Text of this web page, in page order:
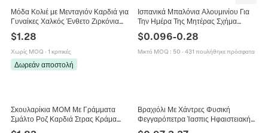
Μόδα Κολιέ με Μενταγιόν Καρδιά για
Γυναίκες Χαλκός Ένθετο Ζιρκόνια
Γράμμα Mom Ασημένια Αλυσίδα
Κοσμήματα Δώρο για τη Μητέρα
$1.28
Χωρίς MOQ · 1 κριτικές
Δωρεάν αποστολή
Ισπανικά Μπαλόνια Αλουμινίου Για
Την Ημέρα Της Μητέρας Σχήμα
Καρδιάς Feliz Dia Mama
Διακόσμηση Πάρτι Δώρα Για Τη
Μαμά
$0.096-0.28
Μικτό MOQ : 50 · 431 πουλήθηκε πρόσφατα
Σκουλαρίκια MOM Με Γράμματα
Σμάλτο Ροζ Καρδιά Στρας Κράμα
Δώρο Για Τη Γιορτή Της Μητέρας
Βραχιόλι Με Χάντρες Φυσική
Φεγγαρόπετρα Ίασπις Ηφαιστειακή
Πέτρα Με Κάρτα Δώρου Για Μαμά